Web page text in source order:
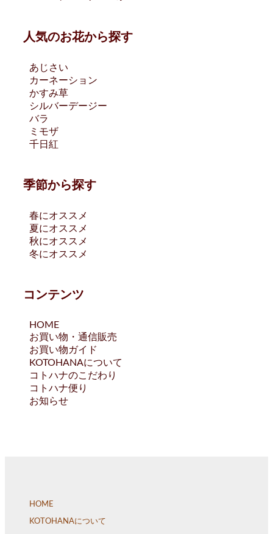
人気のお花から探す
あじさい
カーネーション
かすみ草
シルバーデージー
バラ
ミモザ
千日紅
季節から探す
春にオススメ
夏にオススメ
秋にオススメ
冬にオススメ
コンテンツ
HOME
お買い物・通信販売
お買い物ガイド
KOTOHANAについて
コトハナのこだわり
コトハナ便り
お知らせ
HOME
KOTOHANAについて